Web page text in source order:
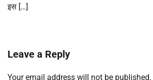
इस […]
Leave a Reply
Your email address will not be published.